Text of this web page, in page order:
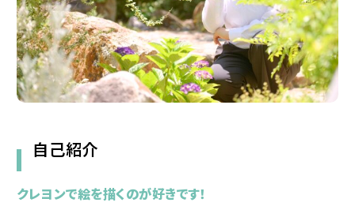
自己紹介
クレヨンで絵を描くのが好きです！